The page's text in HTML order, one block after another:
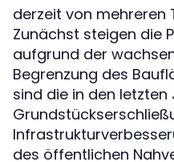
derzeit von mehreren
Zunächst steigen die
aufgrund der
Begrenzung des
sind die in den
des öffentlichen